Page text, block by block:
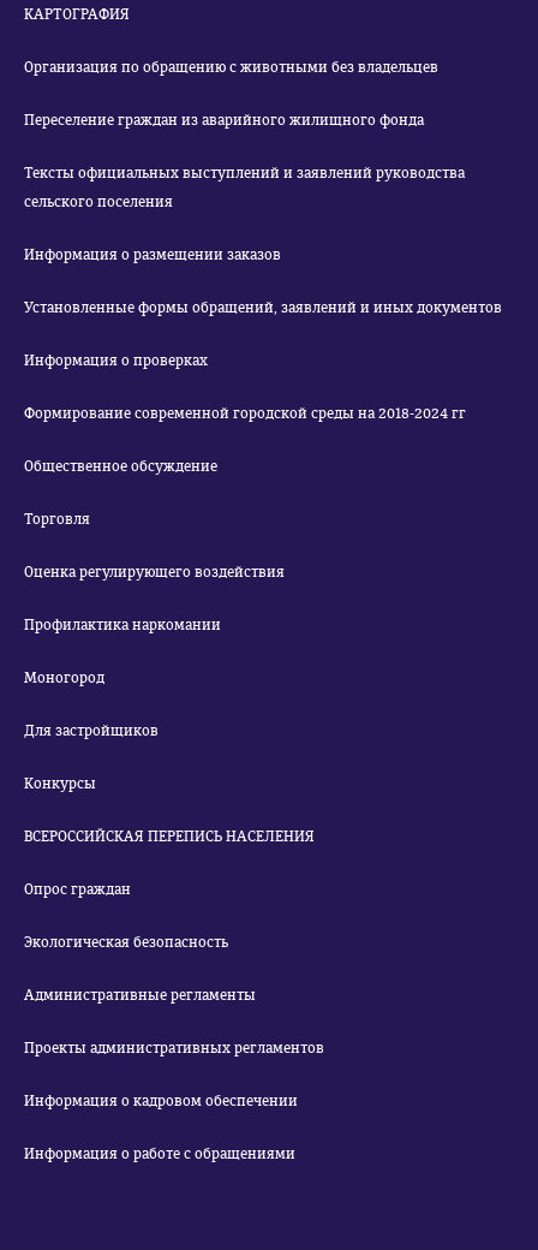
КАРТОГРАФИЯ
Организация по обращению с животными без владельцев
Переселение граждан из аварийного жилищного фонда
Тексты официальных выступлений и заявлений руководства
сельского поселения
Информация о размещении заказов
Установленные формы обращений, заявлений и иных документов
Информация о проверках
Формирование современной городской среды на 2018-2024 гг
Общественное обсуждение
Торговля
Оценка регулирующего воздействия
Профилактика наркомании
Моногород
Для застройщиков
Конкурсы
ВСЕРОССИЙСКАЯ ПЕРЕПИСЬ НАСЕЛЕНИЯ
Опрос граждан
Экологическая безопасность
Административные регламенты
Проекты административных регламентов
Информация о кадровом обеспечении
Информация о работе с обращениями